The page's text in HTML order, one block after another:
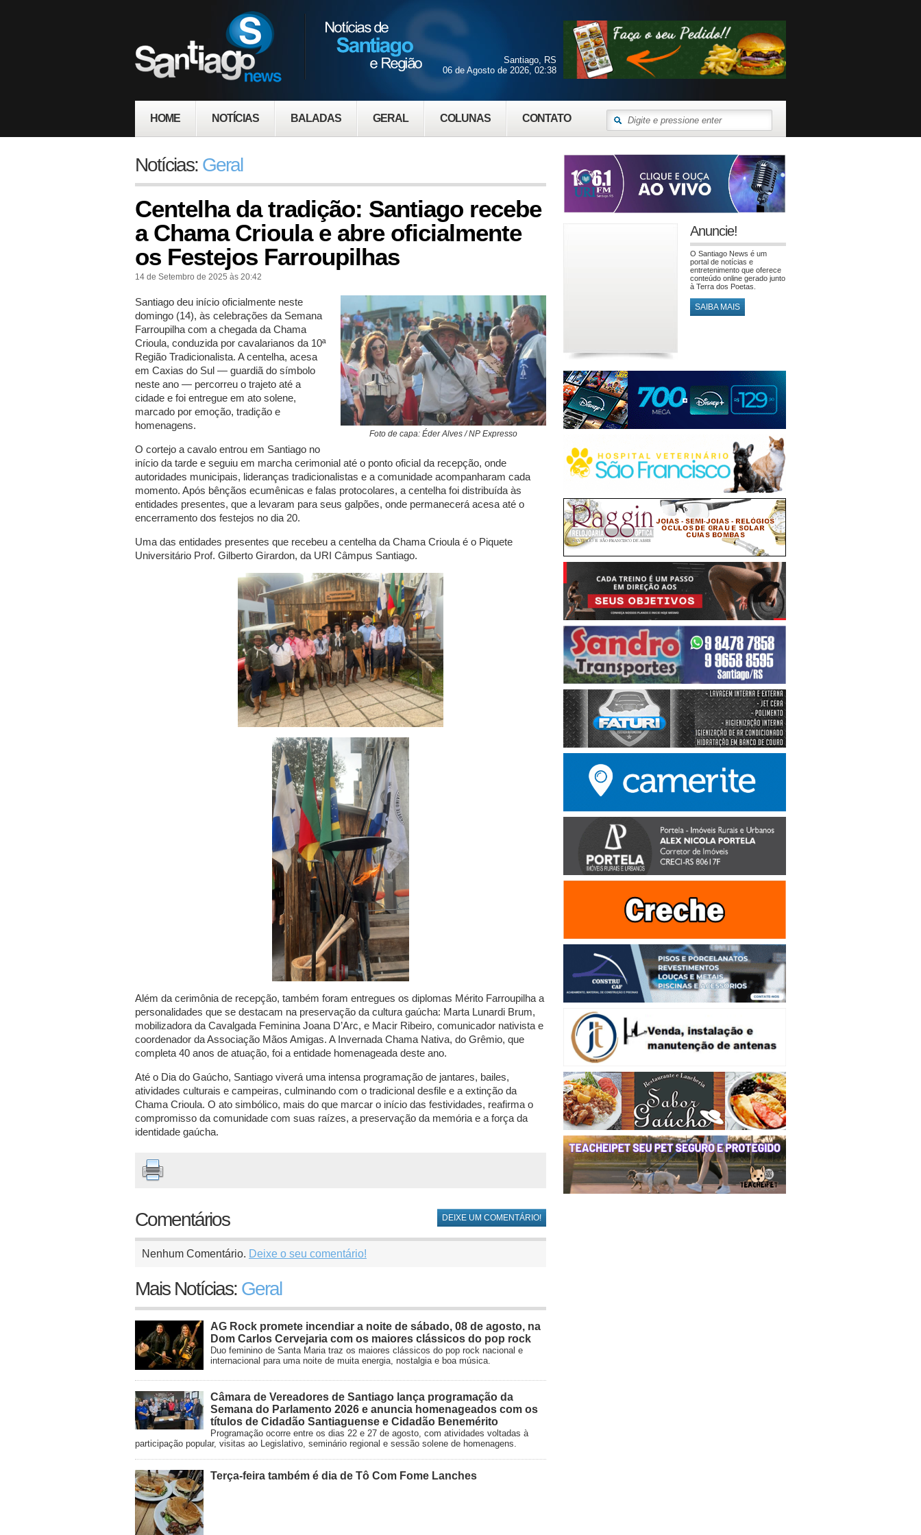
HOME NOTÍCIAS BALADAS GERAL COLUNAS CONTATO
Santiago, RS
06 de Agosto de 2026, 02:38
Notícias: Geral
Centelha da tradição: Santiago recebe
a Chama Crioula e abre oficialmente
os Festejos Farroupilhas
14 de Setembro de 2025 às 20:42
Foto de capa: Éder Alves / NP Expresso
Santiago deu início oficialmente neste
domingo (14), às celebrações da Semana
Farroupilha com a chegada da Chama
Crioula, conduzida por cavalarianos da 10ª
Região Tradicionalista. A centelha, acesa
em Caxias do Sul — guardiã do símbolo
neste ano — percorreu o trajeto até a
cidade e foi entregue em ato solene,
marcado por emoção, tradição e
homenagens.
O cortejo a cavalo entrou em Santiago no
início da tarde e seguiu em marcha cerimonial até o ponto oficial da recepção, onde
autoridades municipais, lideranças tradicionalistas e a comunidade acompanharam cada
momento. Após bênçãos ecumênicas e falas protocolares, a centelha foi distribuída às
entidades presentes, que a levaram para seus galpões, onde permanecerá acesa até o
encerramento dos festejos no dia 20.
Uma das entidades presentes que recebeu a centelha da Chama Crioula é o Piquete
Universitário Prof. Gilberto Girardon, da URI Câmpus Santiago.
Além da cerimônia de recepção, também foram entregues os diplomas Mérito Farroupilha a
personalidades que se destacam na preservação da cultura gaúcha: Marta Lunardi Brum,
mobilizadora da Cavalgada Feminina Joana D’Arc, e Macir Ribeiro, comunicador nativista e
coordenador da Associação Mãos Amigas. A Invernada Chama Nativa, do Grêmio, que
completa 40 anos de atuação, foi a entidade homenageada deste ano.
Até o Dia do Gaúcho, Santiago viverá uma intensa programação de jantares, bailes,
atividades culturais e campeiras, culminando com o tradicional desfile e a extinção da
Chama Crioula. O ato simbólico, mais do que marcar o início das festividades, reafirma o
compromisso da comunidade com suas raízes, a preservação da memória e a força da
identidade gaúcha.
Comentários DEIXE UM COMENTÁRIO!
Nenhum Comentário. Deixe o seu comentário!
Mais Notícias: Geral
AG Rock promete incendiar a noite de sábado, 08 de agosto, na
Dom Carlos Cervejaria com os maiores clássicos do pop rock
Duo feminino de Santa Maria traz os maiores clássicos do pop rock nacional e
internacional para uma noite de muita energia, nostalgia e boa música.
Câmara de Vereadores de Santiago lança programação da
Semana do Parlamento 2026 e anuncia homenageados com os
títulos de Cidadão Santiaguense e Cidadão Benemérito
Programação ocorre entre os dias 22 e 27 de agosto, com atividades voltadas à
participação popular, visitas ao Legislativo, seminário regional e sessão solene de homenagens.
Terça-feira também é dia de Tô Com Fome Lanches
Anuncie!
O Santiago News é um
portal de notícias e
entretenimento que oferece
conteúdo online gerado junto
à Terra dos Poetas.
SAIBA MAIS